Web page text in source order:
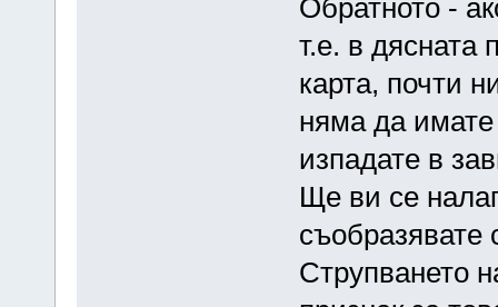
Обратното -
т.е. в дясната
карта, почти
няма да
изпадате в
Ще ви се
съобразявате
Струпването